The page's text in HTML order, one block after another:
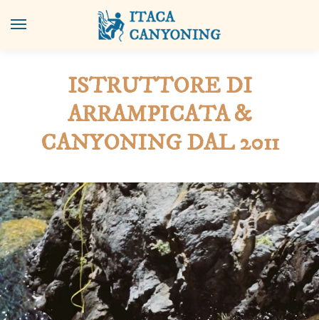
ISTRUTTORE DI
ARRAMPICATA &
CANYONING DAL 2011